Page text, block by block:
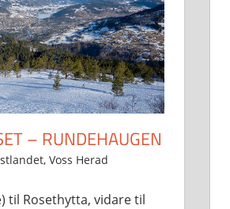
– RUNDEHAUGEN
, Voss Herad
til Rosethytta, vidare til